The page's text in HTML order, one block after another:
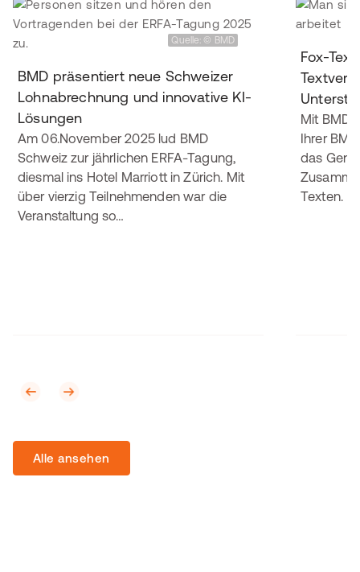
Quelle: © BMD
BMD präsentiert neue Schweizer
Lohnabrechnung und innovative KI-
Lösungen
Am 06.November 2025 lud BMD
Schweiz zur jährlichen ERFA-Tagung,
diesmal ins Hotel Marriott in Zürich. Mit
über vierzig Teilnehmenden war die
Veranstaltung so…
Fox-
Mit BMD
Ihrer
das
Texten.
Alle ansehen